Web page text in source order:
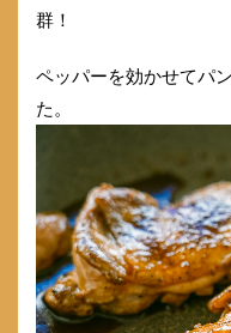
群！
ペッパーを効かせてパ
た。